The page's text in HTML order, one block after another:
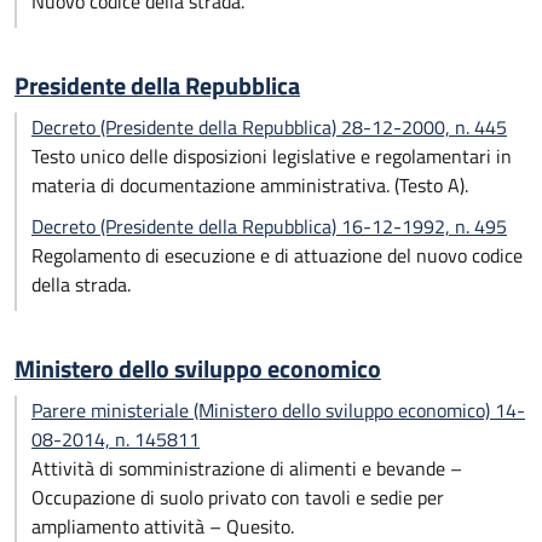
Presidente della Repubblica
Decreto (Presidente della Repubblica) 28-12-2000, n. 445
Testo unico delle disposizioni legislative e regolamentari in
materia di documentazione amministrativa. (Testo A).
Decreto (Presidente della Repubblica) 16-12-1992, n. 495
Regolamento di esecuzione e di attuazione del nuovo codice
della strada.
Ministero dello sviluppo economico
Parere ministeriale (Ministero dello sviluppo economico) 14-
08-2014, n. 145811
Attività di somministrazione di alimenti e bevande –
Occupazione di suolo privato con tavoli e sedie per
ampliamento attività – Quesito.